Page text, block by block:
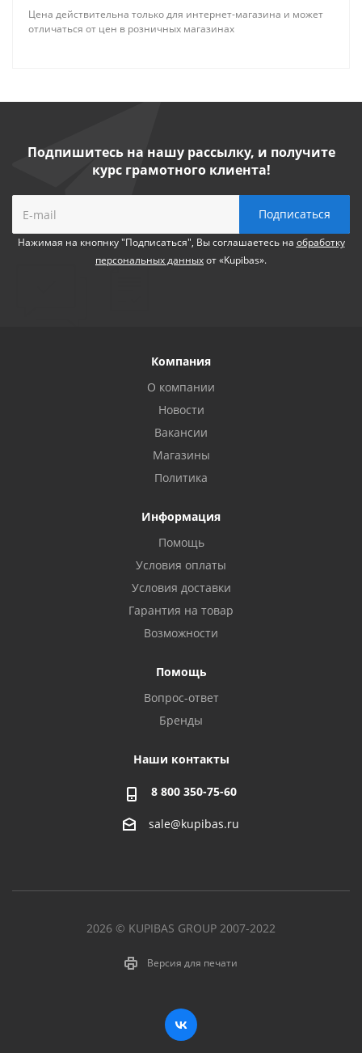
Цена действительна только для интернет-магазина и может
отличаться от цен в розничных магазинах
Подпишитесь на нашу рассылку, и получите
курс грамотного клиента!
Нажимая на кнопнку "Подписаться", Вы соглашаетесь на обработку
персональных данныхот «Kupibas».
Компания
О компании
Новости
Вакансии
Магазины
Политика
Информация
Помощь
Условия оплаты
Условия доставки
Гарантия на товар
Возможности
Помощь
Вопрос-ответ
Бренды
Наши контакты
8 800 350-75-60
sale@kupibas.ru
2026 © KUPIBAS GROUP 2007-2022
Версия для печати